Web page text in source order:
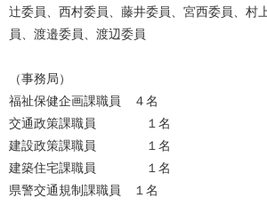
辻委員、西村委員、藤井委員、宮西委員、村
員、渡邉委員、渡辺委員
（事務局）
福祉保健企画課職員 ４名
交通政策課職員 １名
建設政策課職員 １名
建築住宅課職員 １名
県警交通規制課職員 １名